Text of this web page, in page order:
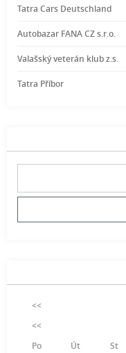
Tatra Cars Deutschland
Autobazar FANA CZ s.r.o.
Valašský veterán klub z.s.
Tatra Příbor
<<
<<
Po
Út St